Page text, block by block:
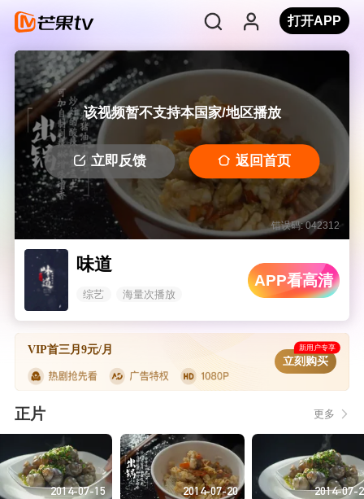
打开APP
该视频暂不支持本国家/地区播放
立即反馈 返回首页
错误码: 042312
味道
综艺 海量次播放
APP看高清
VIP首三月9元/月 新用户专享
立刻购买
正片 更多
2014-07-15 2014-07-20 2014-07-